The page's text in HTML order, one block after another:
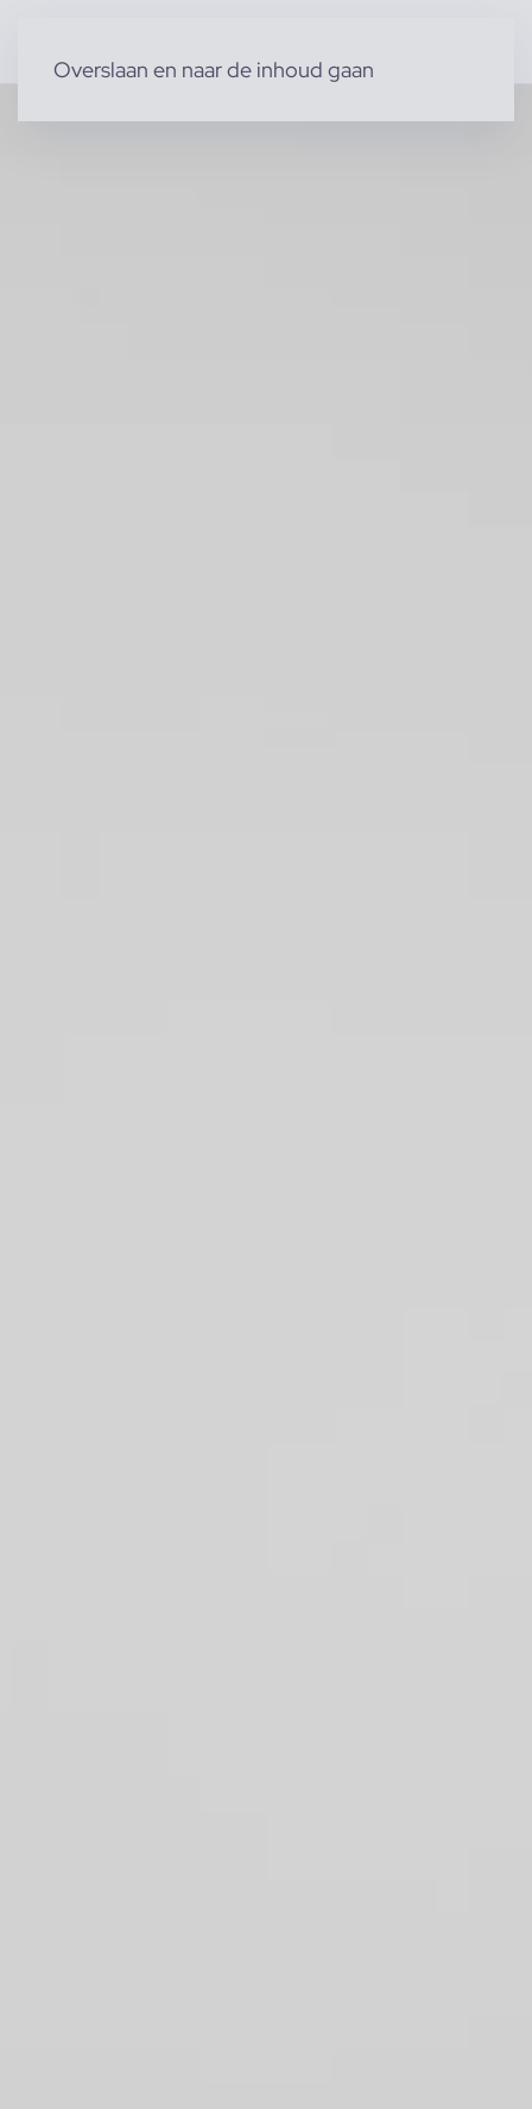
Overslaan en naar de inhoud gaan